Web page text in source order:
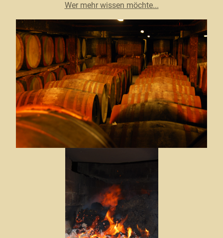
Wer mehr wissen möchte...